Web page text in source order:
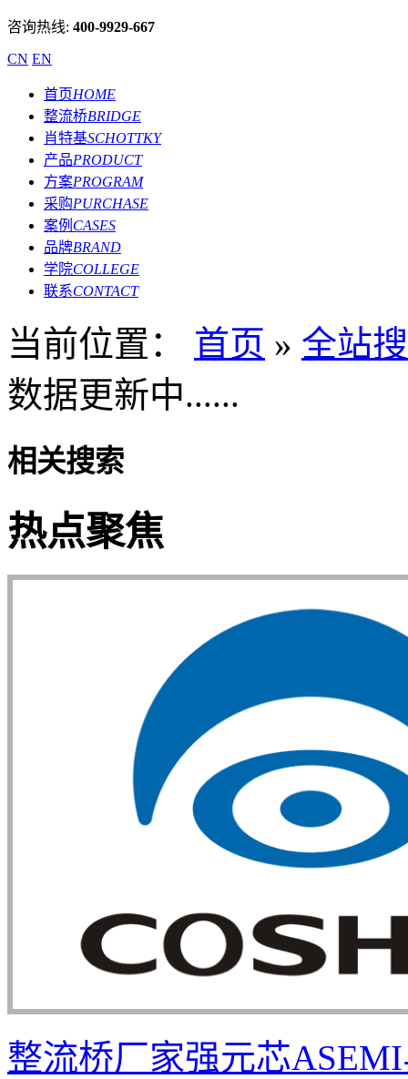
咨询热线: 400-9929-667
CN EN
首页HOME
整流桥BRIDGE
肖特基SCHOTTKY
产品PRODUCT
方案PROGRAM
采购PURCHASE
案例 CASES
品牌BRAND
学院COLLEGE
联系CONTACT
当前位置： 首页 » 全站
数据更新中......
相关搜索
热点聚焦
整流桥厂家强元芯